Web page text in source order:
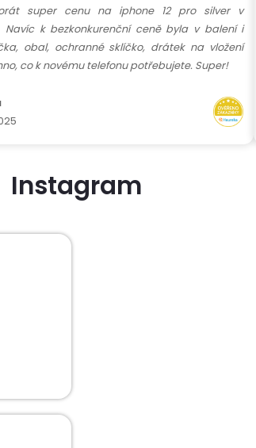
super cenu na iphone 12 pro silver v
Navíc k bezkonkurenční ceně byla v balení i
obal, ochranné sklíčko, drátek na vložení
co k novému telefonu potřebujete. Super!
Instagram